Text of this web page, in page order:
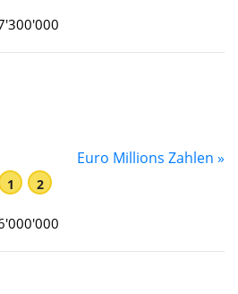
Euro Millions Zahlen »
1 2